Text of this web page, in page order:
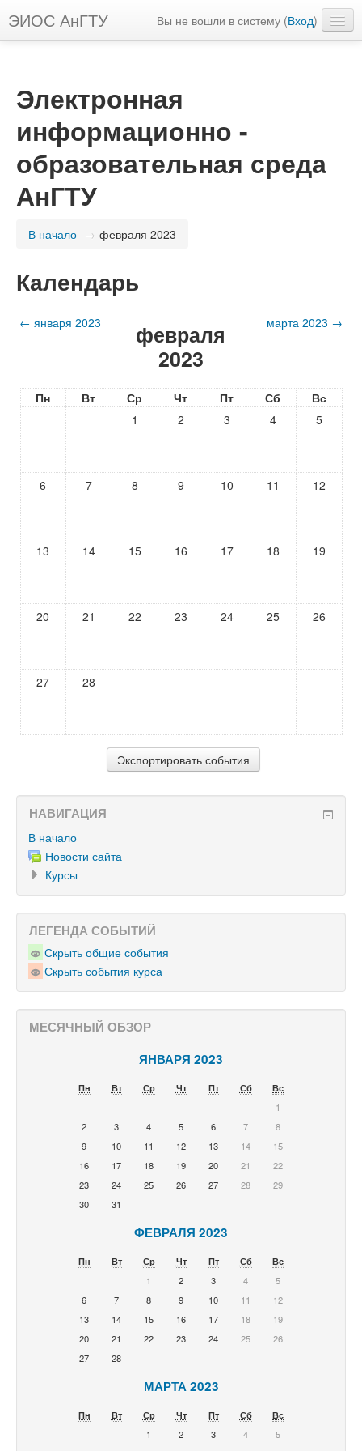
ЭИОС АнГТУ Вы не вошли в систему (Вход)
Электронная
информационно -
образовательная среда
АнГТУ
В начало → февраля 2023
Календарь
← января 2023
февраля
2023
марта 2023 →
Пн Вт Ср Чт Пт Сб
Вс
1
2 3 4 5
6 7 8 9 10 11 12
13 14 15 16 17 18 19
20 21 22 23 24 25 26
27 28
НАВИГАЦИЯ
В начало
Новости сайта
Курсы
ЛЕГЕНДА СОБЫТИЙ
Скрыть общие события
Скрыть события курса
МЕСЯЧНЫЙ ОБЗОР
ЯНВАРЯ 2023
Пн Вт Ср Чт Пт Сб
Вс
1
2
3 4 5 6 7
8
9
10 11 12 13 14
15
16
17 18 19 20 21
22
23
24 25 26 27 28
29
30
31
ФЕВРАЛЯ 2023
Пн Вт Ср Чт Пт Сб
Вс
1
2 3 4
5
6
7 8 9 10 11
12
13
14 15 16 17 18
19
20
21 22 23 24 25
26
27
28
МАРТА 2023
Пн Вт Ср Чт Пт Сб
Вс
1
2 3 4
5